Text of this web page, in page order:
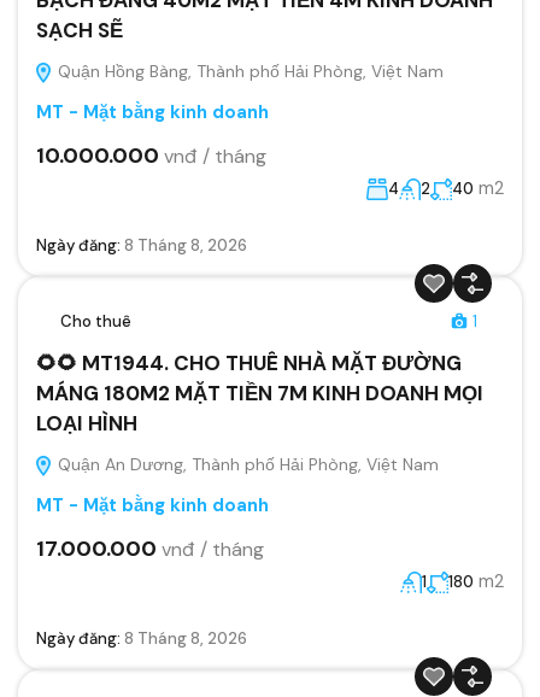
SẠCH SẼ
Quận Hồng Bàng, Thành phố Hải Phòng, Việt Nam
MT - Mặt bằng kinh doanh
10.000.000 vnđ / tháng
4 2 40 m2
Ngày đăng: 8 Tháng 8, 2026
Cho thuê 1
🌻🌻 MT1944. CHO THUÊ NHÀ MẶT ĐƯỜNG
MÁNG 180M2 MẶT TIỀN 7M KINH DOANH MỌI
LOẠI HÌNH
Quận An Dương, Thành phố Hải Phòng, Việt Nam
MT - Mặt bằng kinh doanh
17.000.000 vnđ / tháng
1 180 m2
Ngày đăng: 8 Tháng 8, 2026